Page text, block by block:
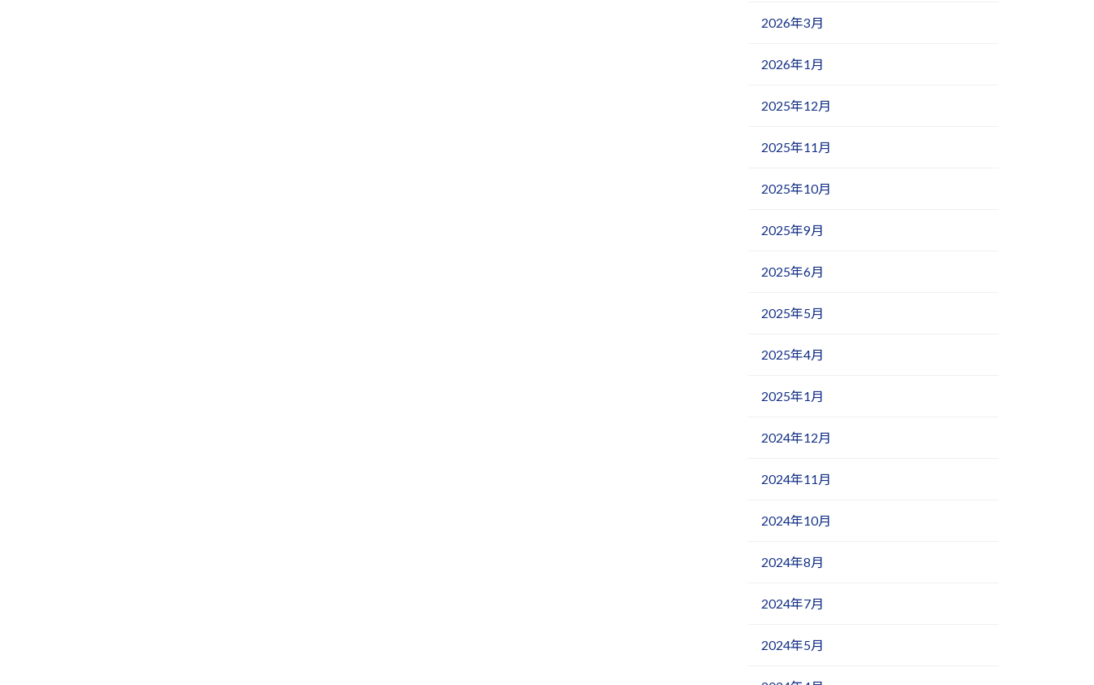
2026年3月
2026年1月
2025年12月
2025年11月
2025年10月
2025年9月
2025年6月
2025年5月
2025年4月
2025年1月
2024年12月
2024年11月
2024年10月
2024年8月
2024年7月
2024年5月